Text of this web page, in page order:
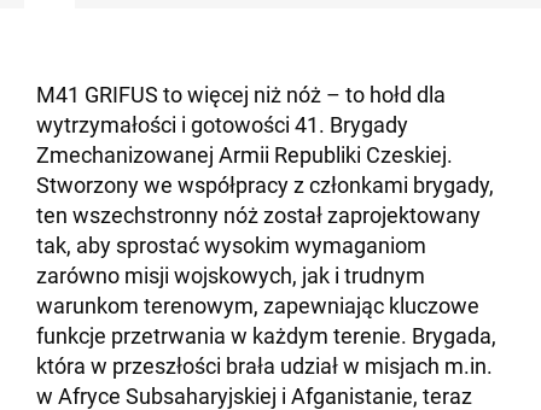
M41 GRIFUS to więcej niż nóż – to hołd dla
wytrzymałości i gotowości 41. Brygady
Zmechanizowanej Armii Republiki Czeskiej.
Stworzony we współpracy z członkami brygady,
ten wszechstronny nóż został zaprojektowany
tak, aby sprostać wysokim wymaganiom
zarówno misji wojskowych, jak i trudnym
warunkom terenowym, zapewniając kluczowe
funkcje przetrwania w każdym terenie. Brygada,
która w przeszłości brała udział w misjach m.in.
w Afryce Subsaharyjskiej i Afganistanie, teraz